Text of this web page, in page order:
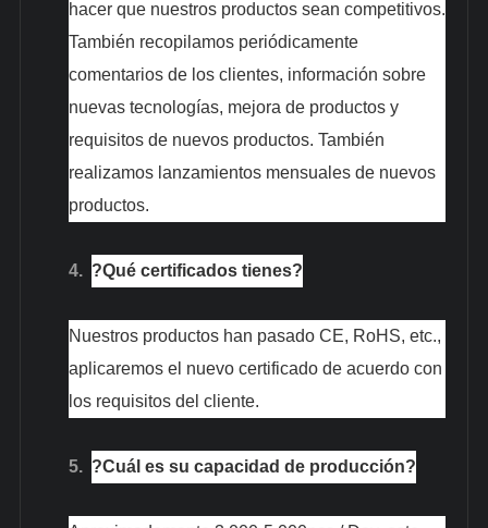
hacer que nuestros productos sean competitivos.
También recopilamos periódicamente
comentarios de los clientes, información sobre
nuevas tecnologías, mejora de productos y
requisitos de nuevos productos. También
realizamos lanzamientos mensuales de nuevos
productos.
4. ?Qué certificados tienes?
Nuestros productos han pasado CE, RoHS, etc.,
aplicaremos el nuevo certificado de acuerdo con
los requisitos del cliente.
5. ?Cuál es su capacidad de producción?